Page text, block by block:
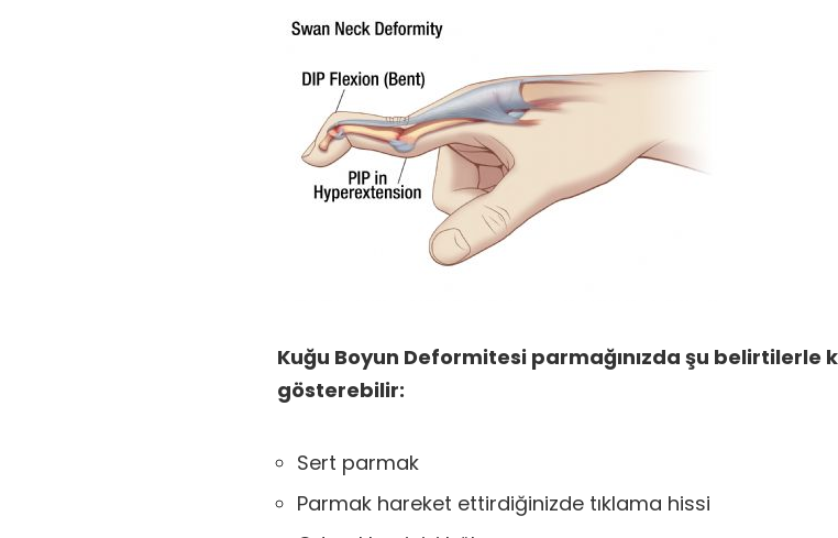
Kuğu Boyun Deformitesi parmağınızda şu belirtilerle
gösterebilir:
Sert parmak
Parmak hareket ettirdiğinizde tıklama hissi